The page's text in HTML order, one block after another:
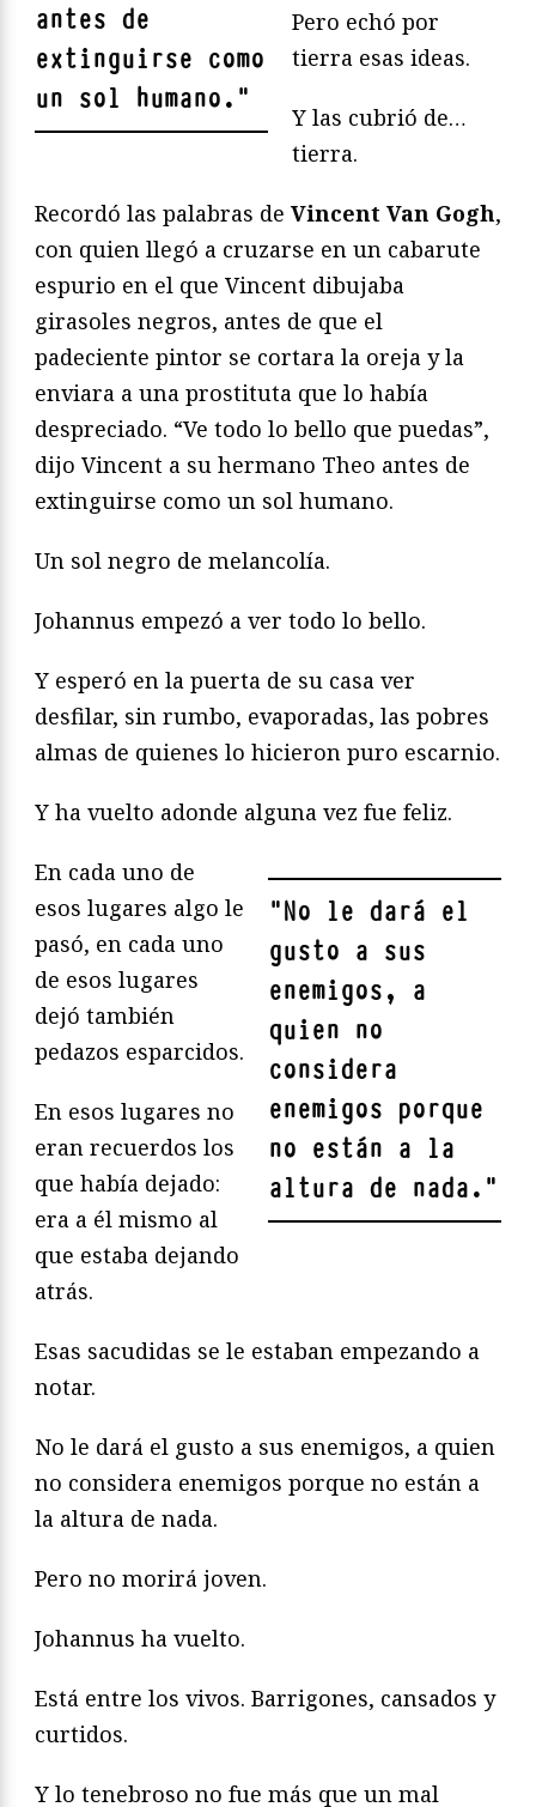
antes de
extinguirse como
un sol humano. "
Pero echó por
tierra esas ideas.
Y las cubrió de…
tierra.
Recordó las palabras de Vincent Van Gogh,
con quien llegó a cruzarse en un cabarute
espurio en el que Vincent dibujaba
girasoles negros, antes de que el
padeciente pintor se cortara la oreja y la
enviara a una prostituta que lo había
despreciado. “Ve todo lo bello que puedas”,
dijo Vincent a su hermano Theo antes de
extinguirse como un sol humano.
Un sol negro de melancolía.
Johannus empezó a ver todo lo bello.
Y esperó en la puerta de su casa ver
desfilar, sin rumbo, evaporadas, las pobres
almas de quienes lo hicieron puro escarnio.
Y ha vuelto adonde alguna vez fue feliz.
"No le dará el
gusto a sus
enemigos, a
quien no
considera
enemigos porque
no están a la
altura de nada. "
En cada uno de
esos lugares algo le
pasó, en cada uno
de esos lugares
dejó también
pedazos esparcidos.
En esos lugares no
eran recuerdos los
que había dejado:
era a él mismo al
que estaba dejando
atrás.
Esas sacudidas se le estaban empezando a
notar.
No le dará el gusto a sus enemigos, a quien
no considera enemigos porque no están a
la altura de nada.
Pero no morirá joven.
Johannus ha vuelto.
Está entre los vivos. Barrigones, cansados y
curtidos.
Y lo tenebroso no fue más que un mal